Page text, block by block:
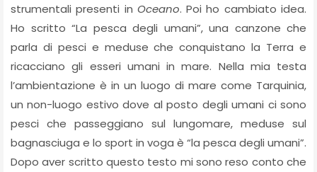
strumentali presenti in Oceano. Poi ho cambiato idea.
Ho scritto “La pesca degli umani”, una canzone che
parla di pesci e meduse che conquistano la Terra e
ricacciano gli esseri umani in mare. Nella mia testa
l’ambientazione è in un luogo di mare come Tarquinia,
un non-luogo estivo dove al posto degli umani ci sono
pesci che passeggiano sul lungomare, meduse sul
bagnasciuga e lo sport in voga è “la pesca degli umani”.
Dopo aver scritto questo testo mi sono reso conto che